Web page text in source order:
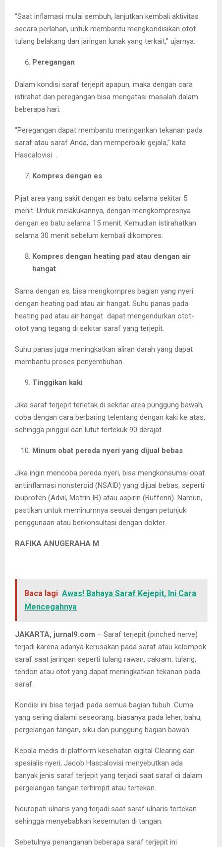
“Saat inflamasi mulai sembuh, lanjutkan kembali aktivitas
secara perlahan, untuk membantu mengkondisikan otot
tulang belakang dan jaringan lunak yang terkait,” ujarnya.
Peregangan
Dalam kondisi saraf terjepit apapun, maka dengan cara
istirahat dan peregangan bisa mengatasi masalah dalam
beberapa hari.
“Peregangan dapat membantu meringankan tekanan pada
saraf atau saraf Anda, dan memperbaiki gejala,” kata
Hascalovisi .
Kompres dengan es
Pijat area yang sakit dengan es batu selama sekitar 5
menit. Untuk melakukannya, dengan mengkompresnya
dengan es batu selama 15 menit. Kemudian istirahatkan
selama 30 menit sebelum kembali dikompres.
Kompres dengan heating pad atau dengan air
hangat
Sama dengan es, bisa mengkompres bagian yang nyeri
dengan heating pad atau air hangat. Suhu panas pada
heating pad atau air hangat dapat mengendurkan otot-
otot yang tegang di sekitar saraf yang terjepit.
Suhu panas juga meningkatkan aliran darah yang dapat
membantu proses penyembuhan.
Tinggikan kaki
Jika saraf terjepit terletak di sekitar area punggung bawah,
coba dengan cara berbaring telentang dengan kaki ke atas,
sehingga pinggul dan lutut tertekuk 90 derajat.
Minum obat pereda nyeri yang dijual bebas
Jika ingin mencoba pereda nyeri, bisa mengkonsumsi obat
antiinflamasi nonsteroid (NSAID) yang dijual bebas, seperti
ibuprofen (Advil, Motrin IB) atau aspirin (Bufferin). Namun,
pastikan untuk meminumnya sesuai dengan petunjuk
penggunaan atau berkonsultasi dengan dokter.
RAFIKA ANUGERAHA M
Baca lagi Awas! Bahaya Saraf Kejepit, Ini Cara
Mencegahnya
JAKARTA, jurnal9.com – Saraf terjepit (pinched nerve)
terjadi karena adanya kerusakan pada saraf atau kelompok
saraf saat jaringan seperti tulang rawan, cakram, tulang,
tendon atau otot yang dapat meningkatkan tekanan pada
saraf.
Kondisi ini bisa terjadi pada semua bagian tubuh. Cuma
yang sering dialami seseorang; biasanya pada leher, bahu,
pergelangan tangan, siku dan punggung bagian bawah.
Kepala medis di platform kesehatan digital Clearing dan
spesialis nyeri, Jacob Hascalovisi menyebutkan ada
banyak jenis saraf terjepit yang terjadi saat saraf di dalam
pergelangan tangan terhimpit atau tertekan.
Neuropati ulnaris yang terjadi saat saraf ulnaris tertekan
sehingga menyebabkan kesemutan di tangan.
Sebetulnya penanganan beberapa saraf terjepit ini